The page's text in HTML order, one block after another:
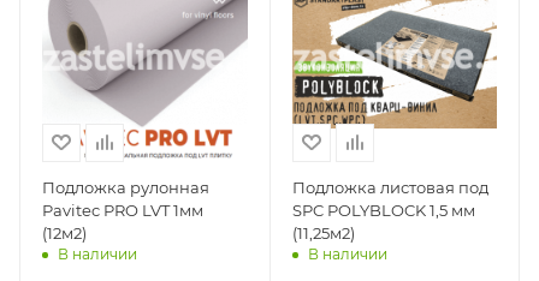
Подложка рулонная
Pavitec PRO LVT 1мм
(12м2)
В наличии
Подложка листовая под
SPC POLYBLOCK 1,5 мм
(11,25м2)
В наличии